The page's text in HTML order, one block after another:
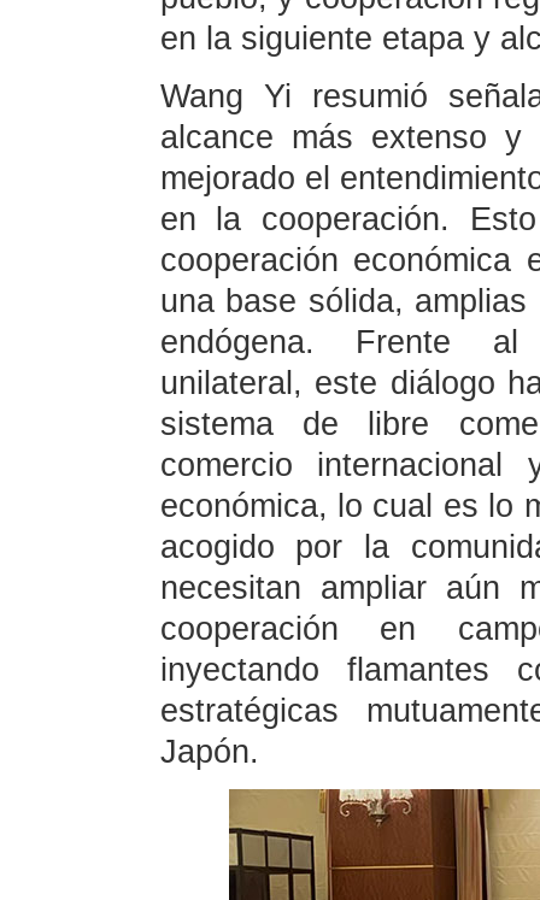
en la siguiente etapa y
Wang Yi resumió
alcance más extenso y
mejorado el
en la cooperación.
cooperación
una base sólida,
endógena. Frente al
unilateral, este diálogo
sistema de libre
comercio
económica, lo cual es lo
acogido por la
necesitan ampliar aún
cooperación en
inyectando flamantes
estratégicas
Japón.